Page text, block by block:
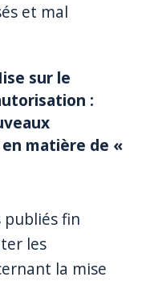
et mal
sur le
:
matière de «
fin
les
la mise